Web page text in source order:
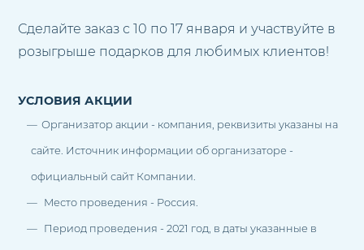
Сделайте заказ с 10 по 17 января и участвуйте в
розыгрыше подарков для любимых клиентов!
УСЛОВИЯ АКЦИИ
Организатор акции - компания, реквизиты указаны на
сайте. Источник информации об организаторе -
официальный сайт Компании.
Место проведения - Россия.
Период проведения - 2021 год, в даты указанные в